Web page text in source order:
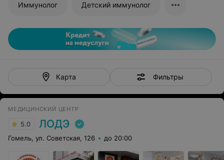
Иммунолог Детский иммунолог
Карта Фильтры
МЕДИЦИНСКИЙ ЦЕНТР
5.0 ЛОДЭ
Гомель, ул. Советская, 126 до 20:00